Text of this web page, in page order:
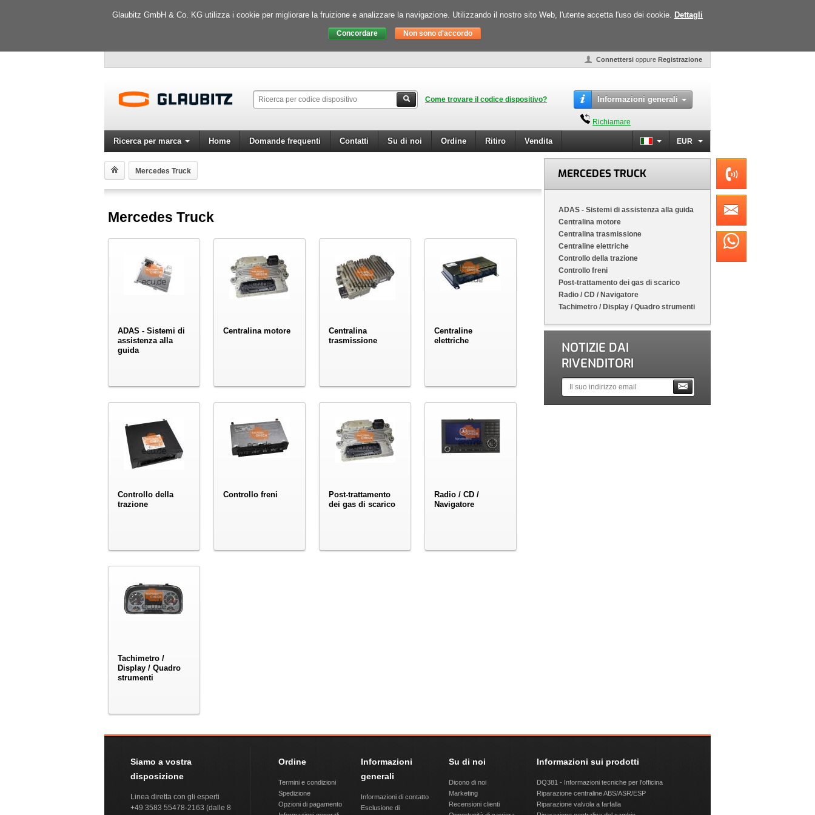
Glaubitz GmbH & Co. KG utilizza i cookie per migliorare la fruizione e analizzare la navigazione. Utilizzando il nostro sito Web, l'utente accetta l'uso dei cookie. Dettagli
Connettersi oppure Registrazione
Come trovare il codice dispositivo? Informazioni generali
Richiamare
Ricerca per marca Home Domande frequenti Contatti Su di noi Ordine Ritiro Vendita EUR
Mercedes Truck
Mercedes Truck
ADAS - Sistemi di
assistenza alla
guida
Centralina motore
Centralina
trasmissione
Centraline
elettriche
Controllo della
trazione
Controllo freni
Post-trattamento
dei gas di scarico
Radio / CD /
Navigatore
Tachimetro /
Display / Quadro
strumenti
MERCEDES TRUCK
ADAS - Sistemi di assistenza alla guida
Centralina motore
Centralina trasmissione
Centraline elettriche
Controllo della trazione
Controllo freni
Post-trattamento dei gas di scarico
Radio / CD / Navigatore
Tachimetro / Display / Quadro strumenti
NOTIZIE DAI
RIVENDITORI
Siamo a vostra
disposizione
Linea diretta con gli esperti
+49 3583 55478-2163 (dalle 8
Ordine
Termini e condizioni
Spedizione
Opzioni di pagamento
Informazioni
generali
Informazioni di contatto
Esclusione di
Su di noi
Dicono di noi
Marketing
Recensioni clienti
Informazioni sui prodotti
DQ381 - Informazioni tecniche per l'officina
Riparazione centraline ABS/ASR/ESP
Riparazione valvola a farfalla